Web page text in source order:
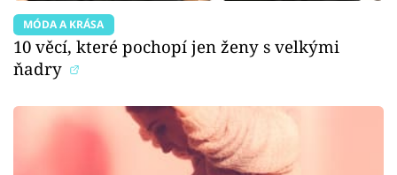
MÓDA A KRÁSA
10 věcí, které pochopí jen ženy s velkými
ňadry